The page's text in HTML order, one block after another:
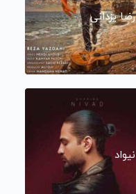
رضا یزدانی
نیواد